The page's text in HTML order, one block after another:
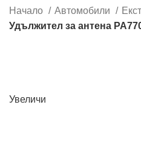
Начало Автомобили
Удължител за антена
Увеличи